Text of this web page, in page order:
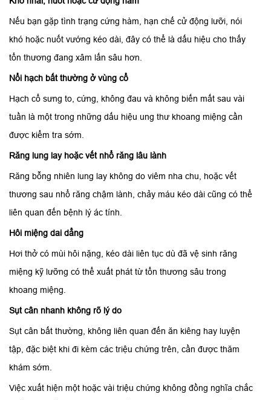
Nếu bạn gặp tình trạng cứng hàm, hạn chế cử động lưỡi, nói
khó hoặc nuốt vướng kéo dài, đây có thể là dấu hiệu cho thấy
tổn thương đang xâm lấn sâu hơn.
Nổi hạch bất thường ở vùng cổ
Hạch cổ sưng to, cứng, không đau và không biến mất sau vài
tuần là một trong những dấu hiệu ung thư khoang miệng cần
được kiểm tra sớm.
Răng lung lay hoặc vết nhổ răng lâu lành
Răng bỗng nhiên lung lay không do viêm nha chu, hoặc vết
thương sau nhổ răng chậm lành, chảy máu kéo dài cũng có thể
liên quan đến bệnh lý ác tính.
Hôi miệng dai dẳng
Hơi thở có mùi hôi nặng, kéo dài liên tục dù đã vệ sinh răng
miệng kỹ lưỡng có thể xuất phát từ tổn thương sâu trong
khoang miệng.
Sụt cân nhanh không rõ lý do
Sụt cân bất thường, không liên quan đến ăn kiêng hay luyện
tập, đặc biệt khi đi kèm các triệu chứng trên, cần được thăm
khám sớm.
Việc xuất hiện một hoặc vài triệu chứng không đồng nghĩa chắc